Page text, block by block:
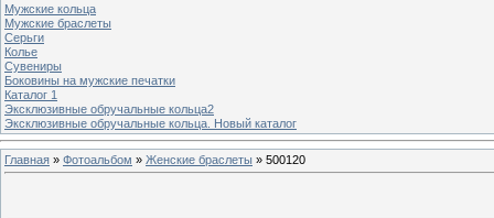
Мужские кольца
Мужские браслеты
Серьги
Колье
Сувениры
Боковины на мужские печатки
Каталог 1
Эксклюзивные обручальные кольца2
Эксклюзивные обручальные кольца. Новый каталог
Главная » Фотоальбом » Женские браслеты » 500120